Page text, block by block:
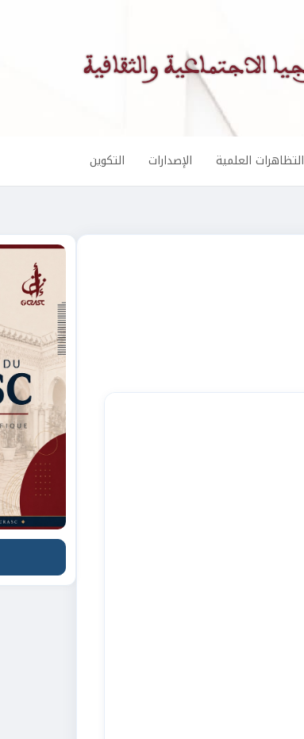
التظاهرات العلمية الإصدارات التكوين